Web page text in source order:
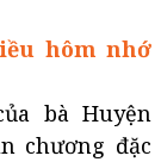
hôm nhớ
bà Huyện
chương đặc